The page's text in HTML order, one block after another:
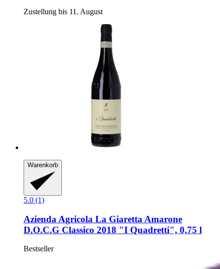
Zustellung bis 11. August
Warenkorb
5.0 (1)
Azienda Agricola La Giaretta Amarone
D.O.C.G Classico 2018 "I Quadretti", 0,75 l
Bestseller